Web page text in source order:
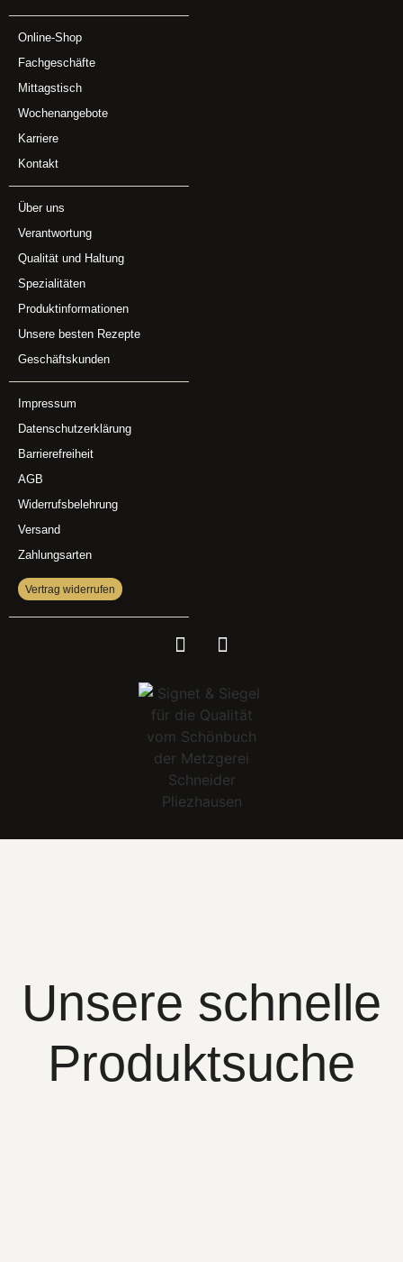
Online-Shop
Fachgeschäfte
Mittagstisch
Wochenangebote
Karriere
Kontakt
Über uns
Verantwortung
Qualität und Haltung
Spezialitäten
Produktinformationen
Unsere besten Rezepte
Geschäftskunden
Impressum
Datenschutzerklärung
Barrierefreiheit
AGB
Widerrufsbelehrung
Versand
Zahlungsarten
Vertrag widerrufen
Unsere schnelle
Produktsuche